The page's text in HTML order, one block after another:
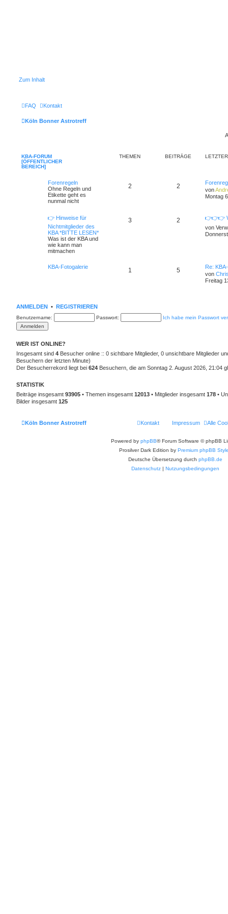
Zum Inhalt
FAQ Kontakt
Köln Bonner Astrotreff
KBA-FORUM
[ÖFFENTLICHER
BEREICH]
THEMEN BEITRÄGE
Forenregeln
Ohne Regeln und
Etikette geht es
nunmal nicht
2 2
von
Montag
👉 Hinweise für
Nichtmitglieder des
KBA *BITTE LESEN*
Was ist der KBA und
wie kann man
mitmachen
3 2
👉👉👉
von
KBA-Fotogalerie 1 5
Re:
von
Freitag
ANMELDEN • REGISTRIEREN
Benutzername: Passwort: Ich habe mein Passwort
WER IST ONLINE?
Insgesamt sind 4 Besucher online :: 0 sichtbare Mitglieder, 0 unsichtbare Mitglieder
Besuchern der letzten Minute)
Der Besucherrekord liegt bei 624 Besuchern, die am Sonntag 2. August 2026, 21:04
STATISTIK
Beiträge insgesamt 93905 • Themen insgesamt 12013 • Mitglieder insgesamt 178 •
Bilder insgesamt 125
Köln Bonner Astrotreff Alle
Impressum
Kontakt
Powered by phpBB® Forum Software © phpBB
Prosilver Dark Edition by Premium phpBB
Deutsche Übersetzung durch phpBB.de
Datenschutz | Nutzungsbedingungen